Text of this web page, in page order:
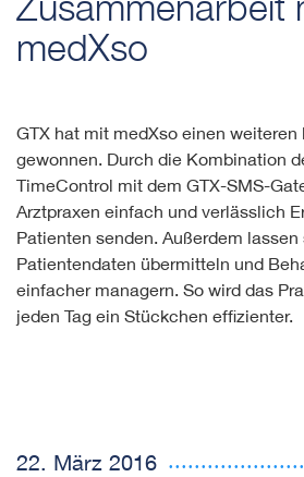
medXso
GTX hat mit medXso einen
gewonnen. Durch die Kombination
TimeControl mit dem GTX-SMS-
Arztpraxen einfach und verlässlich
Patienten senden. Außerdem lassen
Patientendaten übermitteln und
einfacher managern. So wird das
jeden Tag ein Stückchen effizienter.
22. März 2016